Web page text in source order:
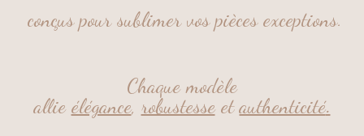
conçus pour sublimer vos pièces exceptions.
Chaque modèle
allie élégance, robustesseetauthenticité.